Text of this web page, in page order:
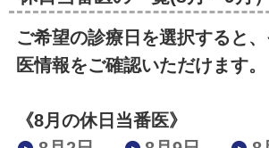
ご希望の診療日を選択すると
医情報をご確認いただけます。
《8月の休日当番医》